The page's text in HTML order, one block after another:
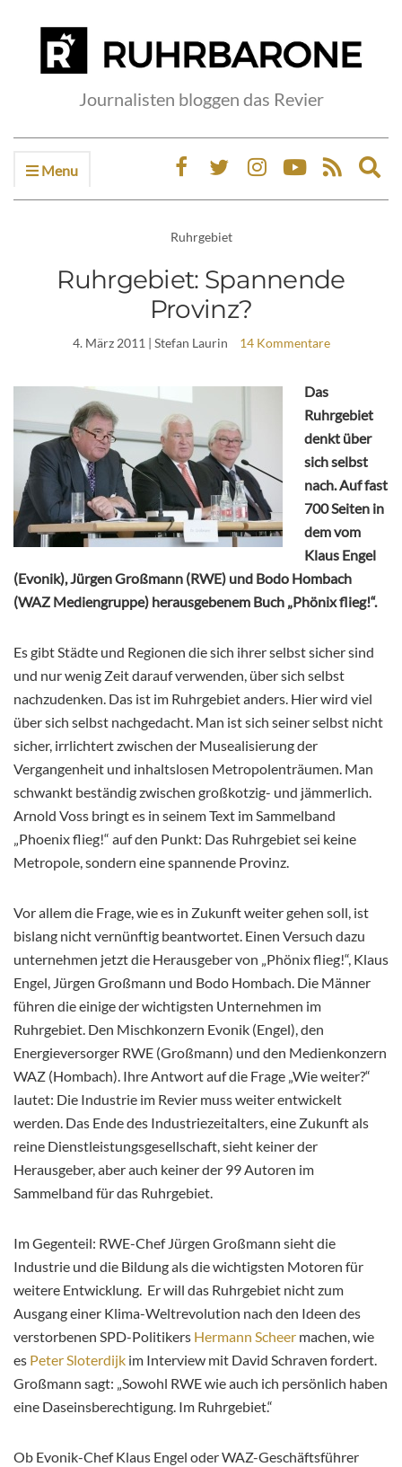
Journalisten bloggen das Revier
Menu
Ruhrgebiet
Ruhrgebiet: Spannende
Provinz?
4. März 2011 | Stefan Laurin 14 Kommentare
Das
Ruhrgebiet
denkt über
sich selbst
nach. Auf fast
700 Seiten in
dem vom
Klaus Engel
(Evonik), Jürgen Großmann (RWE) und Bodo Hombach
(WAZ Mediengruppe) herausgebenem Buch „Phönix flieg!“.
Es gibt Städte und Regionen die sich ihrer selbst sicher sind
und nur wenig Zeit darauf verwenden, über sich selbst
nachzudenken. Das ist im Ruhrgebiet anders. Hier wird viel
über sich selbst nachgedacht. Man ist sich seiner selbst nicht
sicher, irrlichtert zwischen der Musealisierung der
Vergangenheit und inhaltslosen Metropolenträumen. Man
schwankt beständig zwischen großkotzig- und jämmerlich.
Arnold Voss bringt es in seinem Text im Sammelband
„Phoenix flieg!“ auf den Punkt: Das Ruhrgebiet sei keine
Metropole, sondern eine spannende Provinz.
Vor allem die Frage, wie es in Zukunft weiter gehen soll, ist
bislang nicht vernünftig beantwortet. Einen Versuch dazu
unternehmen jetzt die Herausgeber von „Phönix flieg!“, Klaus
Engel, Jürgen Großmann und Bodo Hombach. Die Männer
führen die einige der wichtigsten Unternehmen im
Ruhrgebiet. Den Mischkonzern Evonik (Engel), den
Energieversorger RWE (Großmann) und den Medienkonzern
WAZ (Hombach). Ihre Antwort auf die Frage „Wie weiter?“
lautet: Die Industrie im Revier muss weiter entwickelt
werden. Das Ende des Industriezeitalters, eine Zukunft als
reine Dienstleistungsgesellschaft, sieht keiner der
Herausgeber, aber auch keiner der 99 Autoren im
Sammelband für das Ruhrgebiet.
Im Gegenteil: RWE-Chef Jürgen Großmann sieht die
Industrie und die Bildung als die wichtigsten Motoren für
weitere Entwicklung. Er will das Ruhrgebiet nicht zum
Ausgang einer Klima-Weltrevolution nach den Ideen des
verstorbenen SPD-Politikers Hermann Scheer machen, wie
es Peter Sloterdijk im Interview mit David Schraven fordert.
Großmann sagt: „Sowohl RWE wie auch ich persönlich haben
eine Daseinsberechtigung. Im Ruhrgebiet.“
Ob Evonik-Chef Klaus Engel oder WAZ-Geschäftsführer